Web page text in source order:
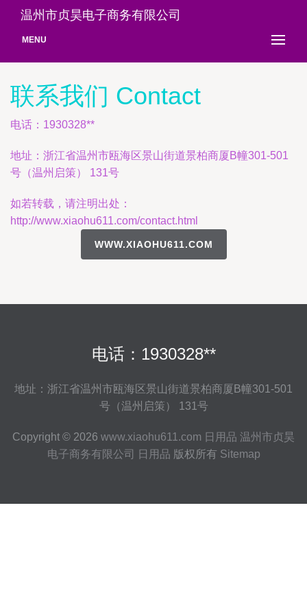
温州市贞昊电子商务有限公司
MENU
联系我们 Contact
电话：1930328**
地址：浙江省温州市瓯海区景山街道景柏商厦B幢301-501
号（温州启策） 131号
如若转载，请注明出处：
http://www.xiaohu611.com/contact.html
WWW.XIAOHU611.COM
电话：1930328**
地址：浙江省温州市瓯海区景山街道景柏商厦B幢301-501
号（温州启策） 131号
Copyright © 2026 www.xiaohu611.com 日用品 温州市贞昊
电子商务有限公司
日用品 版权所有 Sitemap